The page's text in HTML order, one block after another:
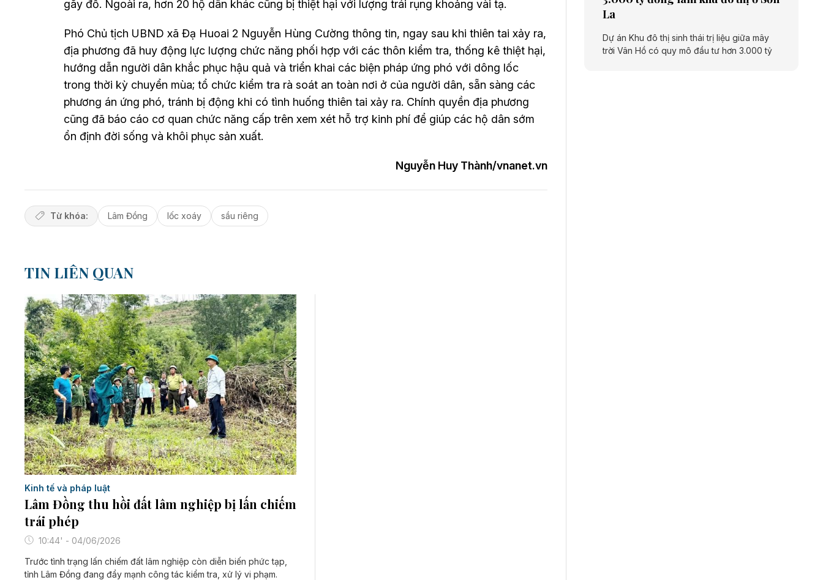
gãy đổ. Ngoài ra, hơn 20 hộ dân khác cũng bị thiệt hại với lượng trái rụng khoảng vài tạ.
Phó Chủ tịch UBND xã Đạ Huoai 2 Nguyễn Hùng Cường thông tin, ngay sau khi thiên tai xảy ra,
địa phương đã huy động lực lượng chức năng phối hợp với các thôn kiểm tra, thống kê thiệt hại,
hướng dẫn người dân khắc phục hậu quả và triển khai các biện pháp ứng phó với dông lốc
trong thời kỳ chuyển mùa; tổ chức kiểm tra rà soát an toàn nơi ở của người dân, sẵn sàng các
phương án ứng phó, tránh bị động khi có tình huống thiên tai xảy ra. Chính quyền địa phương
cũng đã báo cáo cơ quan chức năng cấp trên xem xét hỗ trợ kinh phí để giúp các hộ dân sớm
ổn định đời sống và khôi phục sản xuất.
Nguyễn Huy Thành/vnanet.vn
Từ khóa: Lâm Đồng lốc xoáy sầu riêng
TIN LIÊN QUAN
Kinh tế và pháp luật
Lâm Đồng thu hồi đất lâm nghiệp bị lấn chiếm
trái phép
10:44' - 04/06/2026
Trước tình trạng lấn chiếm đất lâm nghiệp còn diễn biến phức tạp,
tỉnh Lâm Đồng đang đẩy mạnh công tác kiểm tra, xử lý vi phạm.
La
Dự án Khu đô thị sinh thái trị liệu giữa mây
trời Vân Hồ có quy mô đầu tư hơn 3.000 tỷ